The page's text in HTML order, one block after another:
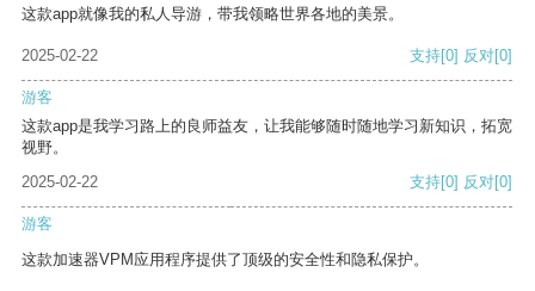
这款app就像我的私人导游，带我领略世界各地的美景。
2025-02-22 支持[0] 反对[0]
游客
这款app是我学习路上的良师益友，让我能够随时随地学习新知识，拓宽
视野。
2025-02-22
支持[0] 反对[0]
游客
这款加速器VPM应用程序提供了顶级的安全性和隐私保护。